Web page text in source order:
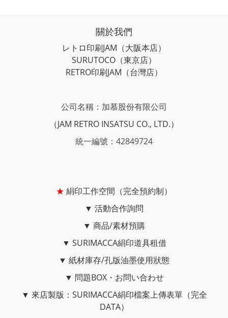
關於我們
レトロ印刷JAM （大阪本店）
SURUTOCO （東京店）
RETRO印刷JAM （台灣店）
公司名稱：加慕股份有限公司
（JAM RETRO INSATSU CO., LTD.）
統一編號：42849724
★ 絹印工作空間（完全預約制）
▼ 活動合作詢問
▼ 商品/素材預購
▼ SURIMACCA絹印道具租借
▼ 紙材庫存/孔版油墨使用狀態
▼ 問題BOX・お問い合わせ
▼ 來店製版：SURIMACCA絹印檔案上傳表單（完全
DATA）